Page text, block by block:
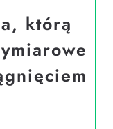
którą